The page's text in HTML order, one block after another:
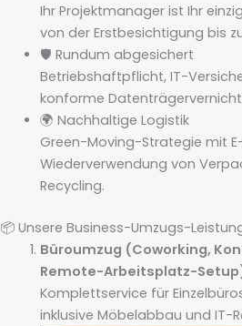
Ihr Projektmanager ist Ihr
von der Erstbesichtigung bis
🛡️ Rundum abgesichert
Betriebshaftpflicht, IT-
konforme
🌍 Nachhaltige Logistik
Green-Moving-Strategie mit
Wiederverwendung von
Recycling.
📦 Unsere Business-Umzugs-
Büro­umzug (Coworking,
Remote-Arbeitsplatz-
Komplettservice für
inklusive Möbelabbau und IT-